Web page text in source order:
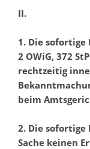
II.
1. Die sofortige
2 OWiG, 372
rechtzeitig
beim
2. Die
Sache keinen